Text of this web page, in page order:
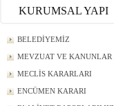
KURUMSAL YAPI
BELEDİYEMİZ
MEVZUAT VE KANUNLAR
MECLİS KARARLARI
ENCÜMEN KARARI